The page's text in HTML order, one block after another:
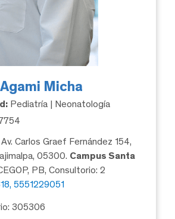
Micha
Pediatría | Neonatología
Carlos Graef Fernández 154,
05300. Campus Santa
PB, Consultorio: 2
5551229051
305306